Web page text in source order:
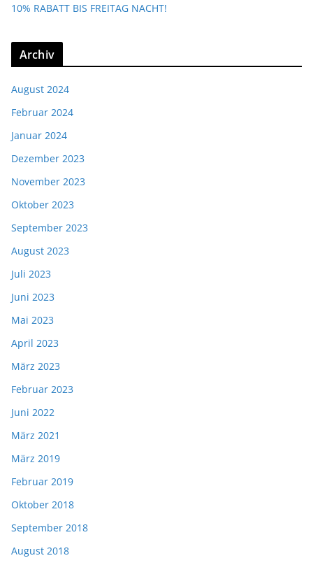
10% RABATT BIS FREITAG NACHT!
Archiv
August 2024
Februar 2024
Januar 2024
Dezember 2023
November 2023
Oktober 2023
September 2023
August 2023
Juli 2023
Juni 2023
Mai 2023
April 2023
März 2023
Februar 2023
Juni 2022
März 2021
März 2019
Februar 2019
Oktober 2018
September 2018
August 2018